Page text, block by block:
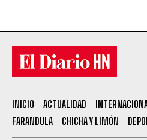
INICIO ACTUALIDAD
FARANDULA
CHICHA Y LIMÓN